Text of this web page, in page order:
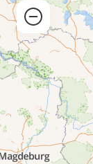
Oddálit